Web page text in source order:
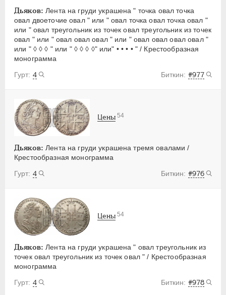
Дьяков: Лента на груди украшена " точка овал точка
овал двоеточие овал " или " овал точка овал точка овал "
или " овал треугольник из точек овал треугольник из точек
овал " или " овал овал овал " или " овал овал овал овал "
или " ◊ ◊ ◊ " или " ◊ ◊ ◊ ◊" или" • • • • " / Крестообразная
монограмма
4
#977
Дьяков: Лента на груди украшена тремя овалами /
Крестообразная монограмма
4
#976
Цены 54
Дьяков: Лента на груди украшена " овал треугольник из
точек овал треугольник из точек овал " / Крестообразная
монограмма
4
#978
Цены 54